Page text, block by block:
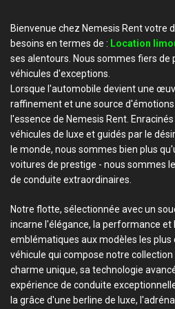
Bienvenue chez Nemesis Rent votre
besoins en termes de : Location
ses alentours. Nous sommes fiers de
véhicules d'exceptions.
Lorsque l'automobile devient une
raffinement et une source
l'essence de Nemesis Rent.
véhicules de luxe et guidés par le
le monde, nous sommes bien plus
voitures de prestige - nous sommes
de conduite extraordinaires.
Notre flotte, sélectionnée avec un
incarne l'élégance, la performance et
emblématiques aux modèles les
véhicule qui compose notre
charme unique, sa technologie
expérience de conduite
la grâce d'une berline de luxe,